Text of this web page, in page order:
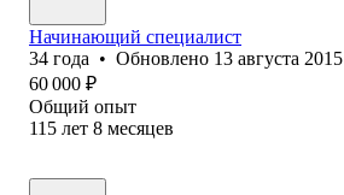
Начинающий специалист
34 года • Обновлено 13 августа 2015
60 000 ₽
Общий опыт
115 лет 8 месяцев